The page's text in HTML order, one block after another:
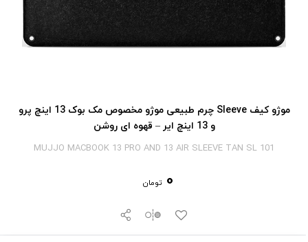
موژو کیف Sleeve چرم طبیعی موژو مخصوص مک بوک 13 اینچ پرو
و 13 اینچ ایر – قهوه ای روشن
MUJJO MACBOOK 13 PRO AND 13 AIR SLEEVE TAN SL 101
0 تومان